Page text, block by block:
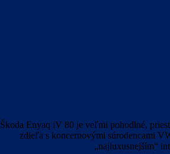
Škoda Enyaq iV 80 je veľmi pohodlné,
zdieľa s koncernovými súrodencami
„najluxusnejším“